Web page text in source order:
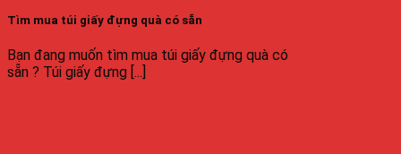
Tìm mua túi giấy đựng quà có sẵn
Bạn đang muốn tìm mua túi giấy đựng quà có
sẵn ? Túi giấy đựng [...]